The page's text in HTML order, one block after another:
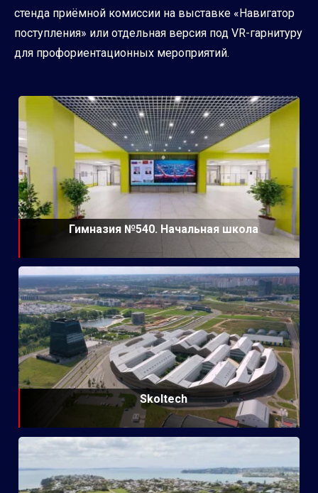
стенда приёмной комиссии на выставке «Навигатор
поступления» или отдельная версия под VR-гарнитуру
для профориентационных мероприятий.
Гимназия №540. Начальная школа
Skoltech